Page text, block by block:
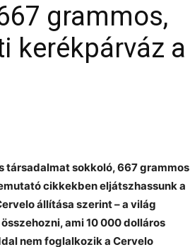
grammos,
kerékpárváz a
társadalmat sokkoló, 667 grammos
cikkekben eljátszhassunk a
állítása szerint – a világ
ami 10 000 dolláros
nem foglalkozik a Cervelo